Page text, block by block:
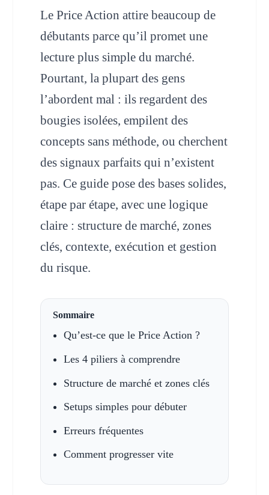
Le Price Action attire beaucoup de
débutants parce qu’il promet une
lecture plus simple du marché.
Pourtant, la plupart des gens
l’abordent mal : ils regardent des
bougies isolées, empilent des
concepts sans méthode, ou cherchent
des signaux parfaits qui n’existent
pas. Ce guide pose des bases solides,
étape par étape, avec une logique
claire : structure de marché, zones
clés, contexte, exécution et gestion
du risque.
Sommaire
Qu’est-ce que le Price Action ?
Les 4 piliers à comprendre
Structure de marché et zones clés
Setups simples pour débuter
Erreurs fréquentes
Comment progresser vite